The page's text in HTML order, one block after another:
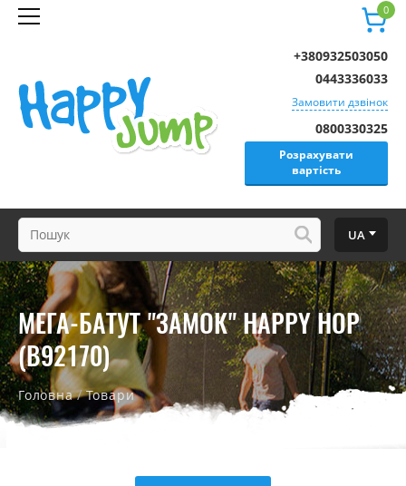
0
0800330325
Розрахувати
вартість
+380932503050
0443336033
Замовити дзвінок
UA
МЕГА-БАТУТ "ЗАМОК" HAPPY HOP
(B92170)
Головна/Товари